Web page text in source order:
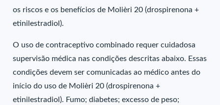
os riscos e os benefícios de Molièri 20 (drospirenona +
etinilestradiol).
O uso de contraceptivo combinado requer cuidadosa
supervisão médica nas condições descritas abaixo. Essas
condições devem ser comunicadas ao médico antes do
início do uso de Molièri 20 (drospirenona +
etinilestradiol). Fumo; diabetes; excesso de peso;